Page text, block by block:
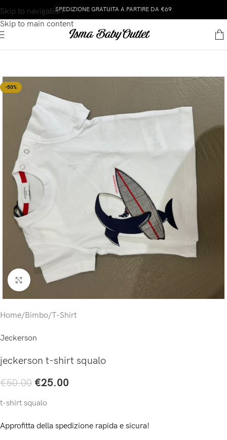
Skip to navigation
Skip to main content
SPEDIZIONE GRATUITA A PARTIRE DA €69
-50%
Click to enlarge
Home/Bimbo/T-Shirt
Jeckerson
jeckerson t-shirt squalo
€50.00 €25.00
t-shirt squalo
Approfitta della spedizione rapida e sicura!